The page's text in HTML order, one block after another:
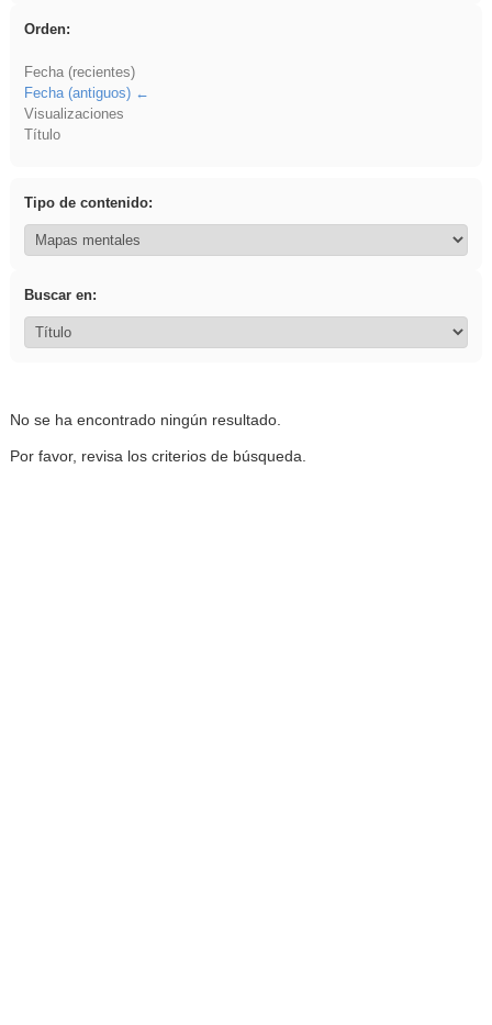
Orden:
Fecha (recientes)
Fecha (antiguos)
Visualizaciones
Título
Tipo de contenido:
Buscar en:
No se ha encontrado ningún resultado.
Por favor, revisa los criterios de búsqueda.